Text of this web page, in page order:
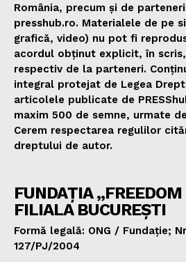
România, precum și de
presshub.ro. Materialele de pe
grafică, video) nu pot fi
acordul obținut explicit, în scris,
respectiv de la parteneri.
integral protejat de Legea
articolele publicate de
maxim 500 de semne, urmate
Cerem respectarea regulilor
dreptului de autor.
FUNDAȚIA
FILIALA BUCUREȘTI
Formă legală: ONG / Fundație;
127/PJ/2004